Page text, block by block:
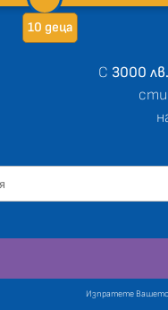
10 деца
С 3000 лв.
Изпратете Вашето